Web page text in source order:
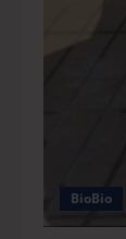
BioBio